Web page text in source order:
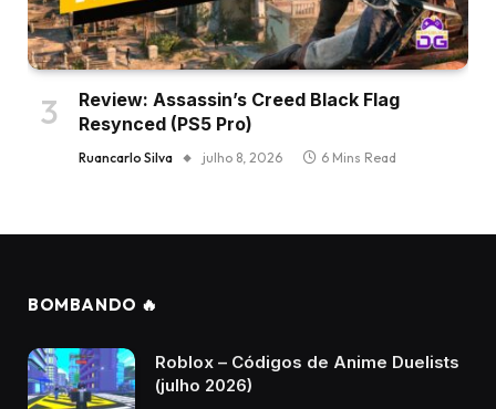
Review: Assassin’s Creed Black Flag
Resynced (PS5 Pro)
Ruancarlo Silva julho 8, 2026 6 Mins Read
BOMBANDO 🔥
Roblox – Códigos de Anime Duelists
(julho 2026)